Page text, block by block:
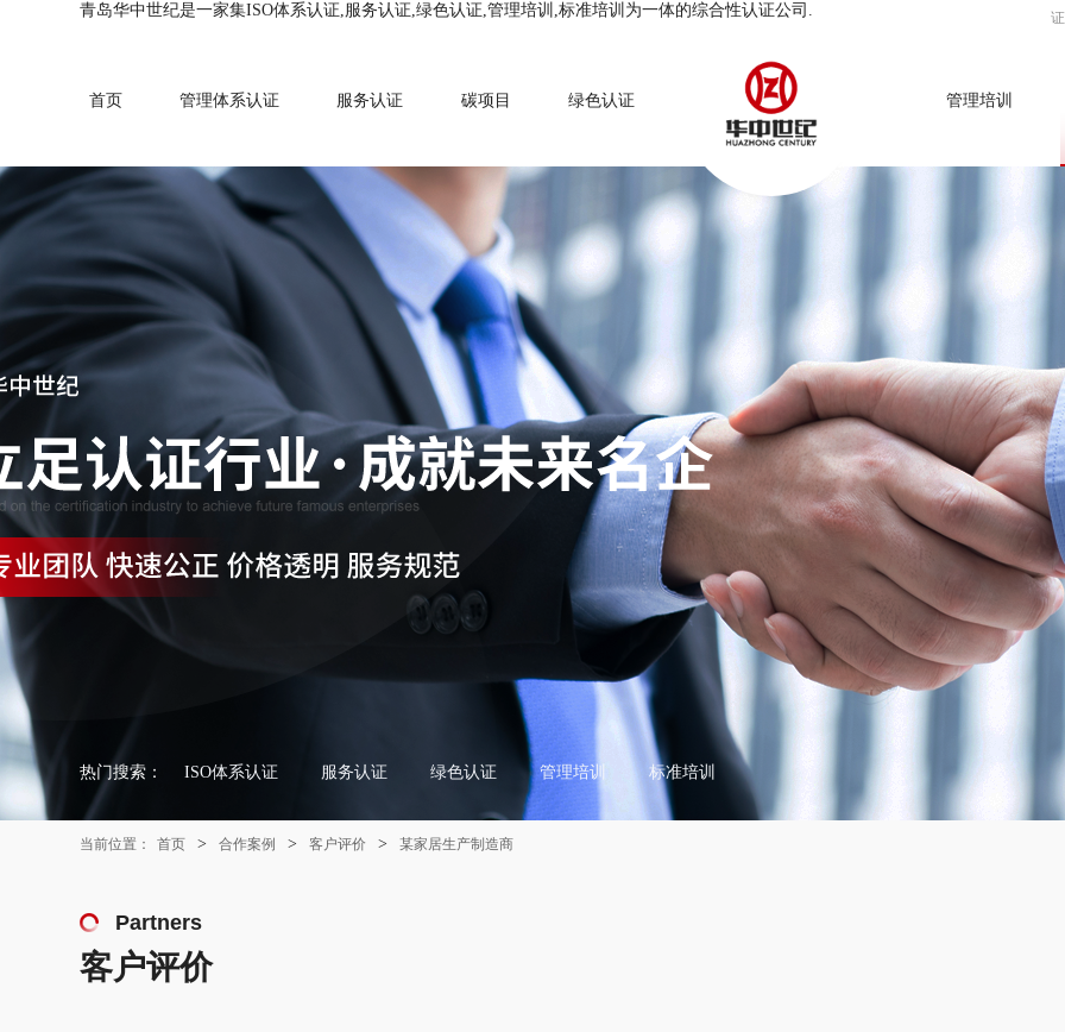
青岛华中世纪是一家集ISO体系认证,服务认证,绿色认证,管理培训,标准培训为一体的综合性认证公司.
首页 管理体系认证 服务认证 碳项目 绿色认证 管理培训
热门搜索： ISO体系认证 服务认证 绿色认证 管理培训 标准培训
当前位置： 首页 > 合作案例 > 客户评价 > 某家居生产制造商
Partners
客户评价